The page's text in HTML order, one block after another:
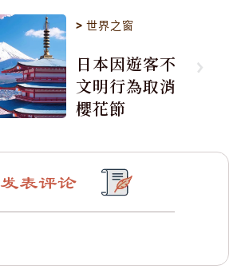
>世界之窗
日本因遊客不
文明行為取消
櫻花節
发表评论